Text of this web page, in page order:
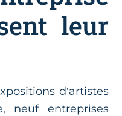
leur
d’artistes
neuf entreprises